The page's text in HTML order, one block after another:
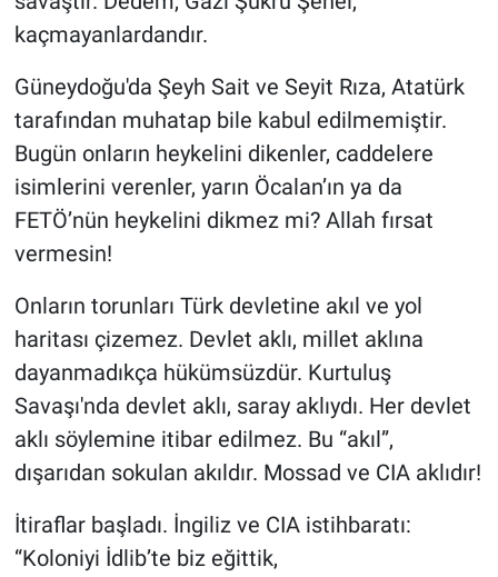
kaçmayanlardandır.
Güneydoğu'da Şeyh Sait ve Seyit Rıza, Atatürk
tarafından muhatap bile kabul edilmemiştir.
Bugün onların heykelini dikenler, caddelere
isimlerini verenler, yarın Öcalan’ın ya da
FETÖ’nün heykelini dikmez mi? Allah fırsat
vermesin!
Onların torunları Türk devletine akıl ve yol
haritası çizemez. Devlet aklı, millet aklına
dayanmadıkça hükümsüzdür. Kurtuluş
Savaşı'nda devlet aklı, saray aklıydı. Her devlet
aklı söylemine itibar edilmez. Bu “akıl”,
dışarıdan sokulan akıldır. Mossad ve CIA aklıdır!
İtiraflar başladı. İngiliz ve CIA istihbaratı:
“Koloniyi İdlib’te biz eğittik,